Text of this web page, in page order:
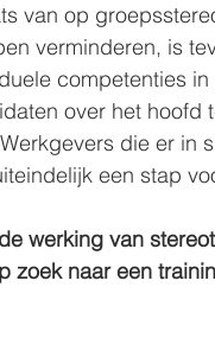
van op
verminderen, is
competenties
over het
die er in
een stap
werking van
zoek naar een